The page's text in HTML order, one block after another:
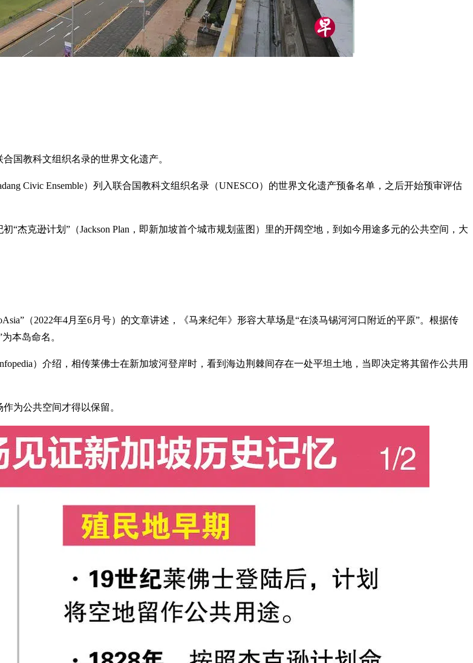
国教科文组织名录的世界文化遗产。
Civic Ensemble）列入联合国教科文组织名录（UNESCO）的世界文化遗产预备名单，之后开始预审评估
“杰克逊计划”（Jackson Plan，即新加坡首个城市规划蓝图）里的开阔空地，到如今用途多元的公共空间，大
（2022年4月至6月号）的文章讲述，《马来纪年》形容大草场是“在淡马锡河河口附近的平原”。根据传
本岛命名。
）介绍，相传莱佛士在新加坡河登岸时，看到海边荆棘间存在一处平坦土地，当即决定将其留作公共用
为公共空间才得以保留。